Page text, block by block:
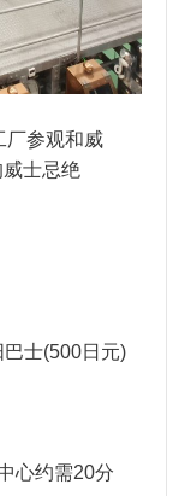
厂参观和威
士忌绝
士(500日元)
心约需20分